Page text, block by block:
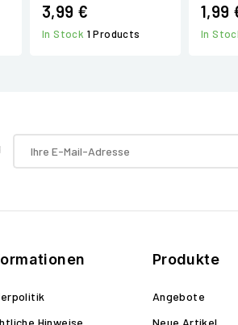
3,99 €
In Stock 1 Products
1,99
In
Hinweise
Produkte
Angebote
Neue Artikel